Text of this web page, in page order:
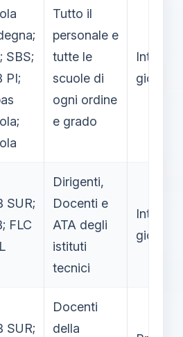
SBS;
PI;
Tutto il
personale e
tutte le
scuole di
ogni ordine
e grado
Intera
giornata
SUR;
FLC
Dirigenti,
Docenti e
ATA degli
istituti
tecnici
Intera
giornata
SUR;
Docenti
della